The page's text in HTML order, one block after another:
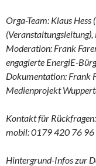
Orga-Team: Klaus
(Veranstaltungsleitung),
Moderation: Frank
engagierte EnergiE-
Dokumentation: Frank
Medienprojekt
Kontakt für Rückfragen:
mobil: 0179 420 76 96
Hintergrund-Infos zur